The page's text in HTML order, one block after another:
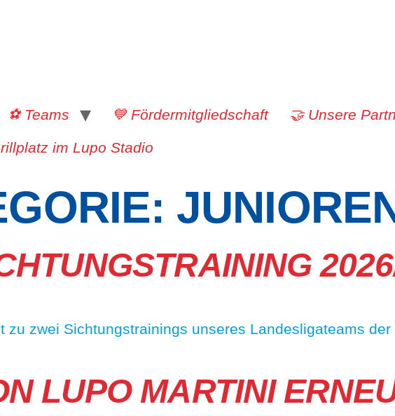
⚽️ Teams 💙 Fördermitgliedschaft 🤝 Unsere
im Lupo Stadio
zu zwei Sichtungstrainings unseres Landesligateams
LUPO MARTINI